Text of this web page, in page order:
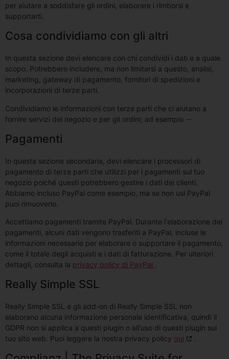
per aiutare a soddisfare gli ordini, elaborare i rimborsi e
supportarti.
Cosa condividiamo con gli altri
In questa sezione devi elencare con chi condividi i dati e a quale
scopo. Potrebbero includere, ma non limitarsi a questo, analisi,
marketing, gateway di pagamento, fornitori di spedizioni e
incorporazioni di terze parti.
Condividiamo le informazioni con terze parti che ci aiutano a
fornire servizi del negozio e per gli ordini; ad esempio --
Pagamenti
In questa sezione secondaria, devi elencare i processori di
pagamento di terze parti che utilizzi per i pagamenti sul tuo
negozio poiché questi potrebbero gestire i dati dei clienti.
Abbiamo incluso PayPal come esempio, ma se non usi PayPal
puoi rimuoverlo.
Accettiamo pagamenti tramite PayPal. Durante l'elaborazione dei
pagamenti, alcuni dati vengono trasferiti a PayPal, incluse le
informazioni necessarie per elaborare o supportare il pagamento,
come il totale degli acquisti e i dati di fatturazione. Per ulteriori
dettagli, consulta la privacy policy di PayPal
Really Simple SSL
Really Simple SSL e gli add-on di Really Simple SSL non
elaborano alcuna informazione personale identificativa, quindi il
GDPR non si applica a questi plugin o all'uso di questi plugin sul
tuo sito web. Puoi leggere la nostra privacy policy qui